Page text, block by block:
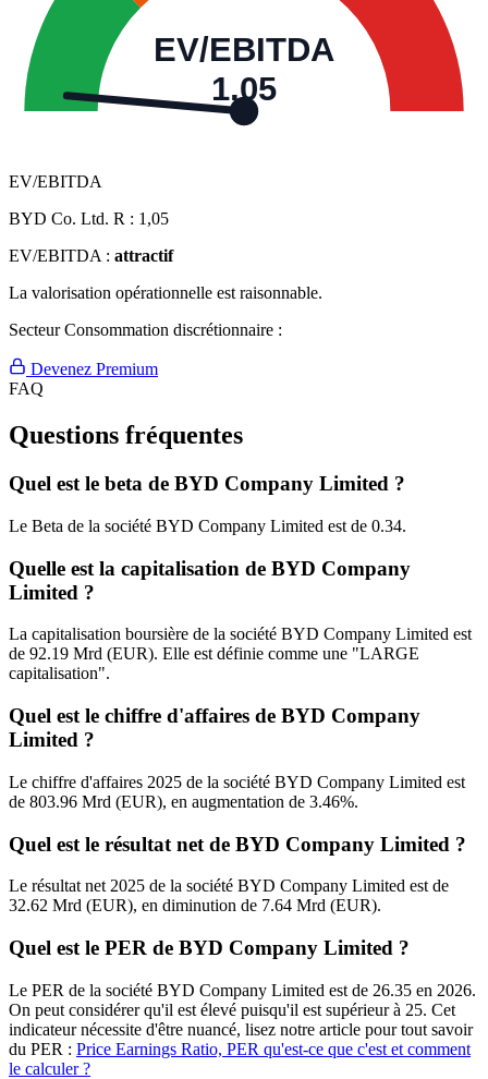
EV/EBITDA
1,05
EV/EBITDA
BYD Co. Ltd. R : 1,05
EV/EBITDA : attractif
La valorisation opérationnelle est raisonnable.
Secteur Consommation discrétionnaire :
Devenez Premium
FAQ
Questions fréquentes
Quel est le beta de BYD Company Limited ?
Le Beta de la société BYD Company Limited est de 0.34.
Quelle est la capitalisation de BYD Company
Limited ?
La capitalisation boursière de la société BYD Company Limited est
de 92.19 Mrd (EUR). Elle est définie comme une "LARGE
capitalisation".
Quel est le chiffre d'affaires de BYD Company
Limited ?
Le chiffre d'affaires 2025 de la société BYD Company Limited est
de 803.96 Mrd (EUR), en augmentation de 3.46%.
Quel est le résultat net de BYD Company Limited ?
Le résultat net 2025 de la société BYD Company Limited est de
32.62 Mrd (EUR), en diminution de 7.64 Mrd (EUR).
Quel est le PER de BYD Company Limited ?
Le PER de la société BYD Company Limited est de 26.35 en 2026.
On peut considérer qu'il est élevé puisqu'il est supérieur à 25. Cet
indicateur nécessite d'être nuancé, lisez notre article pour tout savoir
du PER : Price Earnings Ratio, PER qu'est-ce que c'est et comment
le calculer ?